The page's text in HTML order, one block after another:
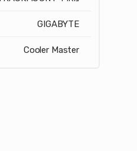
GIGABYTE
Cooler Master